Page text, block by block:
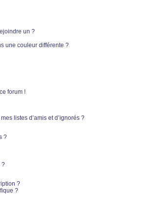
un ?
une couleur différente ?
forum !
listes d’amis et d’ignorés ?
?
?
?
?